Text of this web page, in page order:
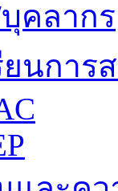
คลากร
ยนการ